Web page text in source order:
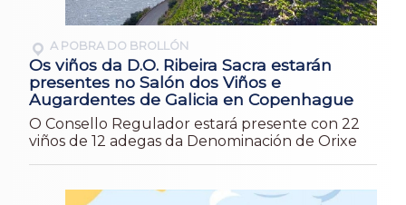
A POBRA DO BROLLÓN
Os viños da D.O. Ribeira Sacra estarán
presentes no Salón dos Viños e
Augardentes de Galicia en Copenhague
O Consello Regulador estará presente con 22
viños de 12 adegas da Denominación de Orixe